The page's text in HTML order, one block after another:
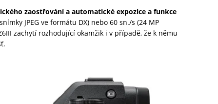
zaostřování a automatické expozice a funkce
JPEG ve formátu DX) nebo 60 sn./s (24 MP
zachytí rozhodující okamžik i v případě, že k němu